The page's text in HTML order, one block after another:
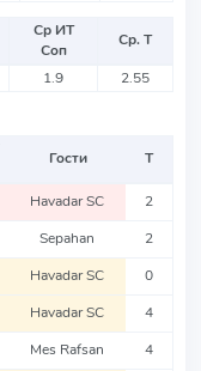
Ср ИТ
Соп
Ср. Т
1.9 2.55
Гости Т
Havadar SC 2
Sepahan 2
Havadar SC 0
Havadar SC 4
Mes Rafsan 4